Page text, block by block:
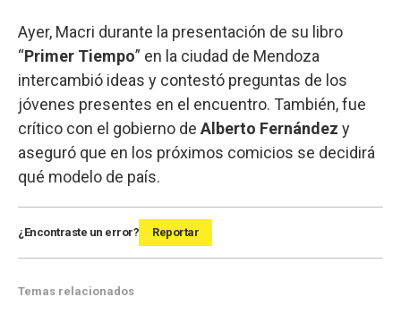
Ayer, Macri durante la presentación de su libro
“Primer Tiempo” en la ciudad de Mendoza
intercambió ideas y contestó preguntas de los
jóvenes presentes en el encuentro. También, fue
crítico con el gobierno de Alberto Fernández y
aseguró que en los próximos comicios se decidirá
qué modelo de país.
¿Encontraste un error? Reportar
Temas relacionados